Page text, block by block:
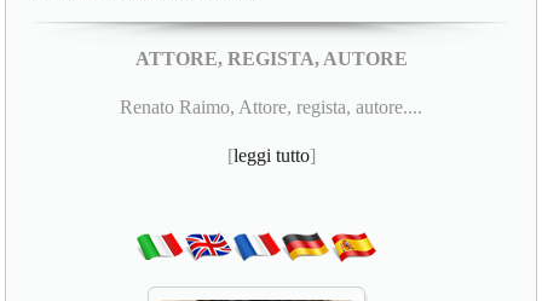
ATTORE, REGISTA, AUTORE
Renato Raimo, Attore, regista, autore....
[leggi tutto]